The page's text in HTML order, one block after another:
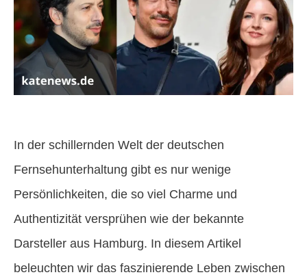
In der schillernden Welt der deutschen
Fernsehunterhaltung gibt es nur wenige
Persönlichkeiten, die so viel Charme und
Authentizität versprühen wie der bekannte
Darsteller aus Hamburg. In diesem Artikel
beleuchten wir das faszinierende Leben zwischen